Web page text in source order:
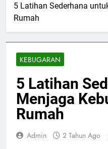
5 Latihan Sederhana
Rumah
KEBUGARAN
5 Latihan
Menjaga
Rumah
Admin 2 Tahun Ago